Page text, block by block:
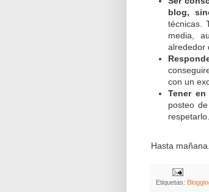
blog,
técnicas.
media,
alrededor
con un
Tener
posteo
respetarlo.
Hasta mañana.
Etiquetas: